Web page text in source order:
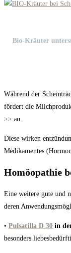
Bio-Kräuter
Während der
fördert die
>> an.
Diese wirken
Medikamentes
Homöopathie
Eine weitere gute und
deren
• Pulsatilla D 30 in
besonders